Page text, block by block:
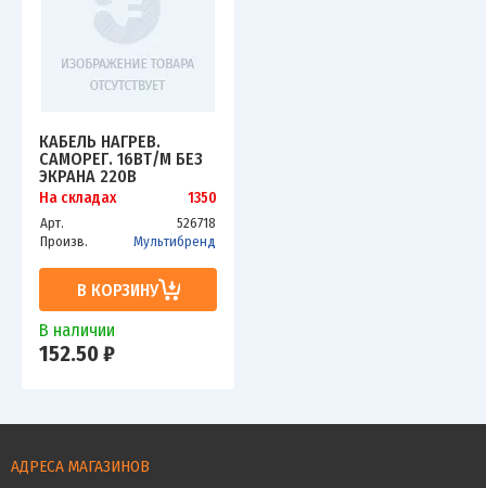
КАБЕЛЬ НАГРЕВ.
САМОРЕГ. 16ВТ/М БЕЗ
ЭКРАНА 220В
СЕРТИФИКАТ EXTHERM
На складах 1350
Арт.
526718
Произв.
Мультибренд
В КОРЗИНУ
В наличии
152.50 ₽
АДРЕСА МАГАЗИНОВ